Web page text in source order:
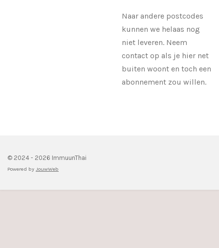
Naar andere postcodes
kunnen we helaas nog
niet leveren. Neem
contact op als je hier net
buiten woont en toch een
abonnement zou willen.
© 2024 - 2026 ImmuunThai
Powered by JouwWeb